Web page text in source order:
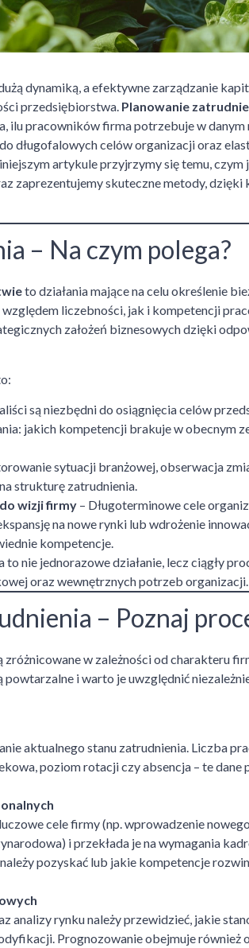
dynamiką, a efektywne zarządzanie
przedsiębiorstwa. Planowanie
ilu pracowników firma potrzebuje w danym
długofalowych celów organizacji oraz
artykule przyjrzymy się temu, czym
zaprezentujemy skuteczne metody, dzięki
– Na czym polega?
to działania mające na celu określenie
liczebności, jak i kompetencji
założeń biznesowych dzięki
są niezbędni do osiągnięcia celów
jakich kompetencji brakuje w obecnym
sytuacji branżowej, obserwacja
strukturę zatrudnienia.
wizji firmy – Długoterminowe cele
na nowe rynki lub wdrożenie
kompetencje.
to nie jednorazowe działanie, lecz ciągły
oraz wewnętrznych potrzeb organizacji.
– Poznaj
zróżnicowane w zależności od charakteru
powtarzalne i warto je uwzględnić
aktualnego stanu zatrudnienia. Liczba
poziom rotacji czy absencja – te dane
cele firmy (np. wprowadzenie
i przekłada je na wymagania
pozyskać lub jakie kompetencje
analizy rynku należy przewidzieć, jakie
Prognozowanie obejmuje również